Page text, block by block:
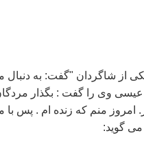
که عيسی به يکی از شاگردان ‌"گفت: به
عيسی وی را گفت : بگذار
امروز منم که زنده ام . پس با
گويد: